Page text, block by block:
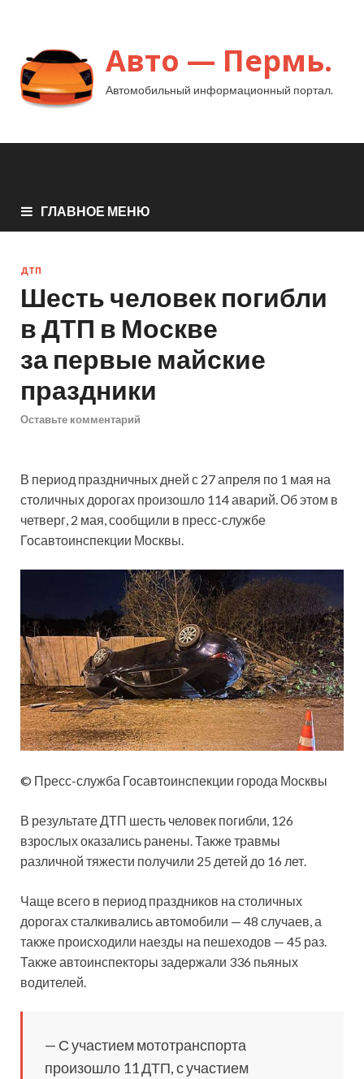
Авто — Пермь.
Автомобильный информационный портал.
ГЛАВНОЕ МЕНЮ
ДТП
Шесть человек погибли
в ДТП в Москве
за первые майские
праздники
Оставьте комментарий
В период праздничных дней с 27 апреля по 1 мая на
столичных дорогах произошло 114 аварий. Об этом в
четверг, 2 мая, сообщили в пресс-службе
Госавтоинспекции Москвы.
© Пресс-служба Госавтоинспекции города Москвы
В результате ДТП шесть человек погибли, 126
взрослых оказались ранены. Также травмы
различной тяжести получили 25 детей до 16 лет.
Чаще всего в период праздников на столичных
дорогах сталкивались автомобили — 48 случаев, а
также происходили наезды на пешеходов — 45 раз.
Также автоинспекторы задержали 336 пьяных
водителей.
— С участием мототранспорта
произошло 11 ДТП, с участием